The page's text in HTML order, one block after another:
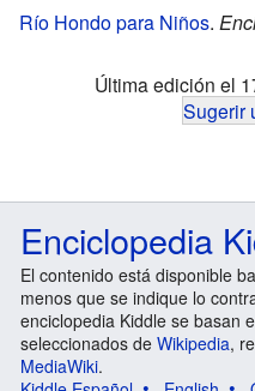
Río Hondo para Niños.
Última edición el
Sugerir
Enciclopedia
El contenido está disponible
menos que se indique lo
enciclopedia Kiddle se basan
seleccionados de Wikipedia,
MediaWiki.